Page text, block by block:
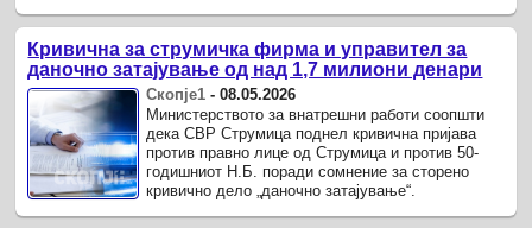
Кривична за струмичка фирма и управител за
даночно затајување од над 1,7 милиони денари
Скопје1 -08.05.2026
Министерството за внатрешни работи соопшти
дека СВР Струмица поднел кривична пријава
против правно лице од Струмица и против 50-
годишниот Н.Б. поради сомнение за сторено
кривично дело „даночно затајување“.